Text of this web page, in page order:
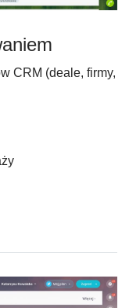
CRM (deale, firmy,